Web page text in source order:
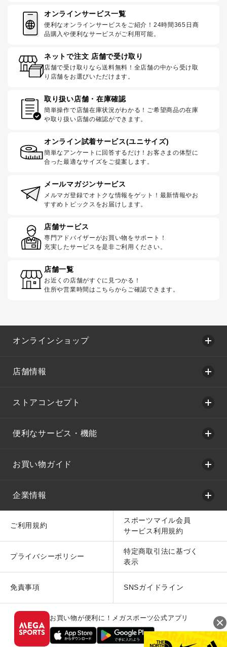
オンラインサービス一覧
便利なオンラインサービスをご紹介！24時間365日商
品購入や便利なサービスがご利用可能。
ネットで注文 店舗で受け取り
店舗で受け取りなら送料無料！全店舗の中から受け取
り店舗をお選びいただけます。
取り扱い店舗・在庫確認
簡単操作で店舗在庫状況がわかる！ご希望商品の在庫
や取り扱い店舗の確認ができます。
オンライン試着サービス(ユニサイズ)
簡単なアンケートに回答するだけ！お客さまの体型に
合った最適なサイズをご提案します。
メールマガジンサービス
メルマガ登録でオトクな情報をゲット！最新情報やお
すすめトピックスをお届けします。
店舗サービス
専門アドバイザーがお買い物をサポート！
充実したサービスを是非ご利用ください。
店舗一覧
お近くの店舗がすぐに見つかる！
住所や営業時間はこちらからご確認できます。
オンラインショップ
店舗情報
ストアコンセプト
便利なサービス・機能
お買い物ガイド
企業情報
ご利用規約
スポーツマイル会員
サービス利用規約
プライバシーポリシー
特定商取引法に基づく
表示
免責事項 SNSガイドライン
お買い物が便利に！メガスポーツ公式アプリ